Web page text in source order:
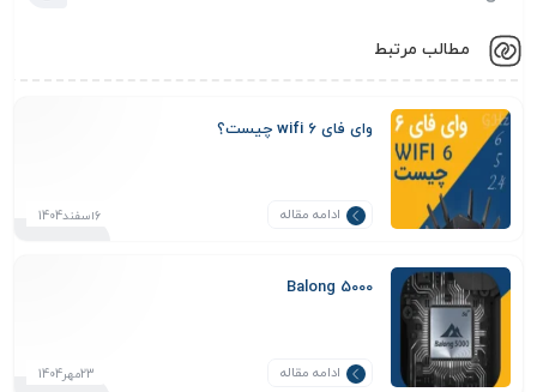
مطالب مرتبط
وای‌ فای wifi 6 چیست؟
ادامه مقاله 6اسفند1404
Balong 5000
ادامه مقاله 23مهر1404